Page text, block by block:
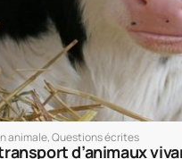
animale,Questions écrites
d’animaux